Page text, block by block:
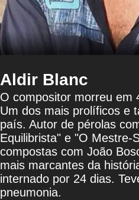
Aldir Blanc
O compositor morreu em
Um dos mais prolíficos e
país. Autor de pérolas
Equilibrista" e "O Mestre-
compostas com João
mais marcantes da
internado por 24 dias.
pneumonia.